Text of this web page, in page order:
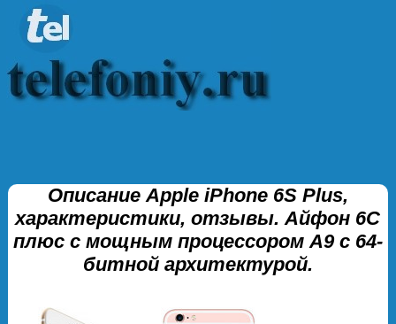
Описание Apple iPhone 6S Plus,
характеристики, отзывы. Айфон 6С
плюс с мощным процессором A9 с 64-
битной архитектурой.